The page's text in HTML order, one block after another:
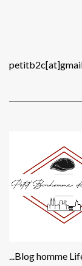
...Blog homme